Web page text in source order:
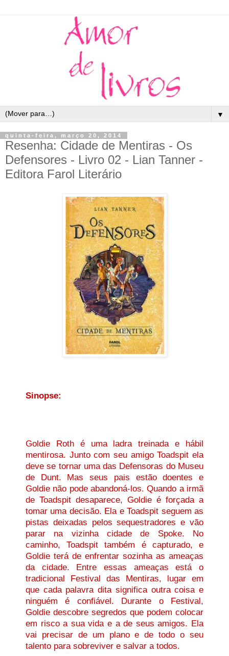
▼
quinta-feira, março 20, 2014
Resenha: Cidade de Mentiras - Os
Defensores - Livro 02 - Lian Tanner -
Editora Farol Literário
Sinopse:
Goldie Roth é uma ladra treinada e hábil
mentirosa. Junto com seu amigo Toadspit ela
deve se tornar uma das Defensoras do Museu
de Dunt. Mas seus pais estão doentes e
Goldie não pode abandoná-los. Quando a irmã
de Toadspit desaparece, Goldie é forçada a
tomar uma decisão. Ela e Toadspit seguem as
pistas deixadas pelos sequestradores e vão
parar na vizinha cidade de Spoke. No
caminho, Toadspit também é capturado, e
Goldie terá de enfrentar sozinha as ameaças
da cidade. Entre essas ameaças está o
tradicional Festival das Mentiras, lugar em
que cada palavra dita significa outra coisa e
ninguém é confiável. Durante o Festival,
Goldie descobre segredos que podem colocar
em risco a sua vida e a de seus amigos. Ela
vai precisar de um plano e de todo o seu
talento para sobreviver e salvar a todos.